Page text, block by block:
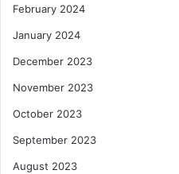
February 2024
January 2024
December 2023
November 2023
October 2023
September 2023
August 2023